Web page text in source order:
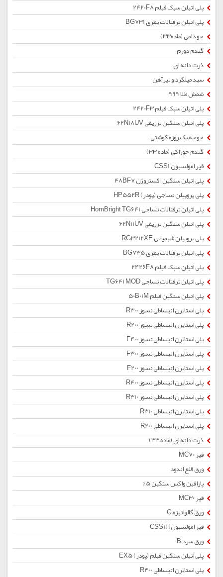
پلی اتیلن سبک فیلم 2420F8
پلی اتیلن ترفتالات بطری BG731
جو دامی (ماده33)
گندم دورم
ذرت دانه ای
سبد میلگرد و تیرآهن
شمش طلا 999
پلی اتیلن سبک فیلم 2420F3
پلی اتیلن سنگین تزریقی 62N18UV
جوجه یک روزه گوشتی
گندم خوراکی (ماده 33)
قیر امولسیون CSS1
پلی اتیلن سنگین اکستروژن 48BF7
پلی پروپیلن نساجی (پودر) HP552R
پلی اتیلن ترفتالات نساجی HomBright TG641
پلی اتیلن سنگین تزریقی 62N11UV
پلی پروپیلن شیمیایی RG3212XE
پلی اتیلن ترفتالات بطری BG735
پلی اتیلن سبک فیلم 2426F8
پلی اتیلن ترفتالات نساجی TG641 MOD
پلی اتیلن سنگین فیلم 50B01M
پلی استایرن انبساطی نسوز R300
پلی استایرن انبساطی نسوز R200
پلی استایرن انبساطی نسوز F400
پلی استایرن انبساطی نسوز F300
پلی استایرن انبساطی نسوز F200
پلی استایرن انبساطی نسوز R400
پلی استایرن انبساطی نسوز R310
پلی استایرن انبساطی R310
پلی استایرن انبساطی R200
ذرت دانه ای (ماده 33)
قیر MC70
ورق قلع اندود
پارافین واکس سنگین 5%
قیر MC30
ورق گالوانیزه G
قیر امولسیون CSS1H
ورق سرد B
پلی اتیلن سنگین فیلم (پودر) EX5
پلی استایرن انبساطی R400